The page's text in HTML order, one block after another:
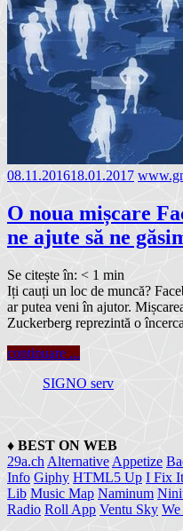
08.11.201618.01.2017
O noua mișcare
ne ajute să ne
Se citește în: < 1 min
Iți cauți un loc de muncă?
ar putea veni în ajutor.
Zuckerberg reprezintă o
continuare ...
SIGNO serv
♦ BEST ON WEB
29a.ch Alternative Appetize
Info Giphy HTML5 Up I Fix It
Lib Music Map Naminum
Radio Roll App Ventu Sky We